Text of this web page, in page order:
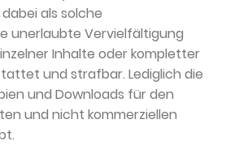
als solche
unerlaubte Vervielfältigung
Inhalte oder kompletter
und strafbar. Lediglich die
und Downloads für den
und nicht kommerziellen